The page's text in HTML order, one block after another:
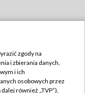
zgody na
i zbierania danych,
i ich
osobowych przez
również „TVP”),